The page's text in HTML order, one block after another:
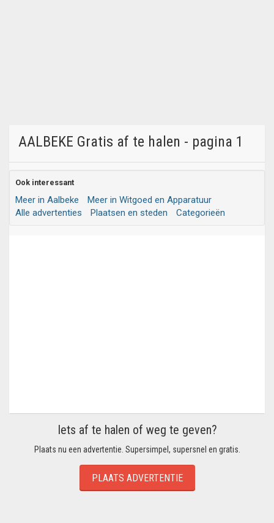
AALBEKE Gratis af te halen - pagina 1
Ook interessant
Meer in Aalbeke
Meer in Witgoed en Apparatuur
Alle advertenties
Plaatsen en steden Categorieën
Iets af te halen of weg te geven?
Plaats nu een advertentie. Supersimpel, supersnel en gratis.
PLAATS ADVERTENTIE